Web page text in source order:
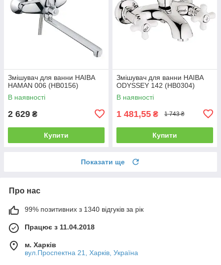
Змішувач для ванни HAIBA
HAMAN 006 (HB0156)
В наявності
2 629 ₴
Купити
Змішувач для ванни HAIBA
ODYSSEY 142 (HB0304)
В наявності
1 481,55 ₴ 1 743 ₴
Купити
Показати ще
Про нас
99% позитивних з 1340 відгуків за рік
Працює з 11.04.2018
м. Харків
вул.Проспектна 21, Харків, Україна